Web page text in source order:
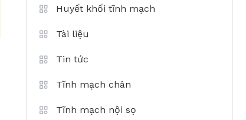
Huyết khối tĩnh mạch
Tài liệu
Tin tức
Tĩnh mạch chân
Tĩnh mạch nội sọ